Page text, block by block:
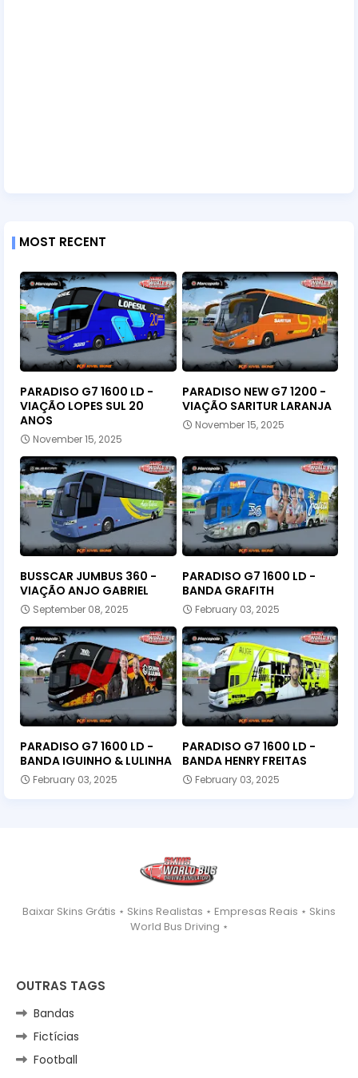
MOST RECENT
PARADISO G7 1600 LD -
VIAÇÃO LOPES SUL 20
ANOS
November 15, 2025
PARADISO NEW G7 1200 -
VIAÇÃO SARITUR LARANJA
November 15, 2025
BUSSCAR JUMBUS 360 -
VIAÇÃO ANJO GABRIEL
September 08, 2025
PARADISO G7 1600 LD -
BANDA GRAFITH
February 03, 2025
PARADISO G7 1600 LD -
BANDA IGUINHO & LULINHA
February 03, 2025
PARADISO G7 1600 LD -
BANDA HENRY FREITAS
February 03, 2025
Baixar Skins Grátis ⋆ Skins Realistas ⋆ Empresas Reais ⋆ Skins
World Bus Driving ⋆
OUTRAS TAGS
Bandas
Fictícias
Football